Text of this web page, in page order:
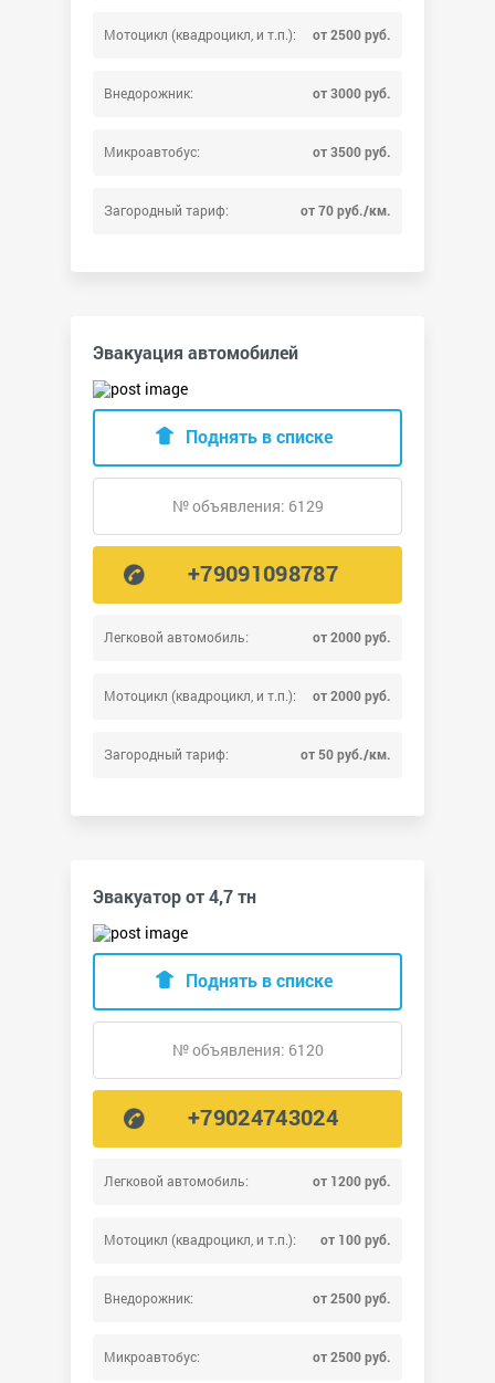
Мотоцикл (квадроцикл, и т.п.): от 2500 руб.
Внедорожник: от 3000 руб.
Микроавтобус: от 3500 руб.
Загородный тариф: от 70 руб./км.
Эвакуация автомобилей
Легковой автомобиль: от 2000 руб.
Мотоцикл (квадроцикл, и т.п.): от 2000 руб.
Загородный тариф: от 50 руб./км.
Поднять в списке
№ объявления: 6129
+79091098787
Эвакуатор от 4,7 тн
Легковой автомобиль: от 1200 руб.
Мотоцикл (квадроцикл, и т.п.): от 100 руб.
Внедорожник: от 2500 руб.
Микроавтобус: от 2500 руб.
Поднять в списке
№ объявления: 6120
+79024743024